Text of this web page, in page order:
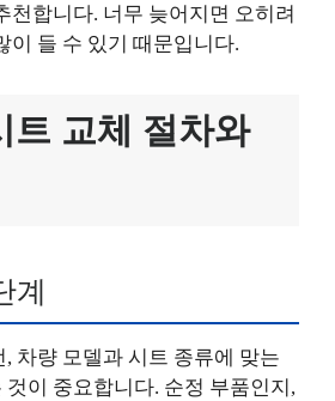
천합니다. 너무 늦어지면 오히려
이 들 수 있기 때문입니다.
트 교체 절차와
계
차량 모델과 시트 종류에 맞는
것이 중요합니다. 순정 부품인지,